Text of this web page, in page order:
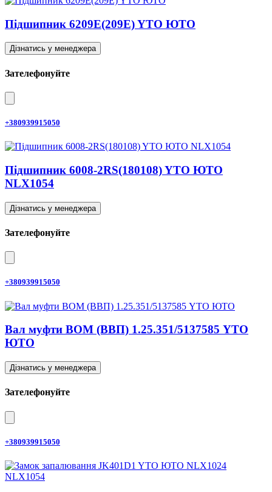
Підшипник 6209E(209E) YTO ЮТО
Дізнатись у менеджера
Зателефонуйте
+380939915050
Підшипник 6008-2RS(180108) YTO ЮТО
NLX1054
Дізнатись у менеджера
Зателефонуйте
+380939915050
Вал муфти ВОМ (ВВП) 1.25.351/5137585 YTO
ЮТО
Дізнатись у менеджера
Зателефонуйте
+380939915050